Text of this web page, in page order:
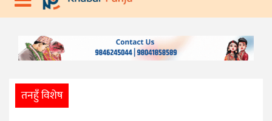
राजनीति
स्वास्थ्य
तनहुँ विशेष